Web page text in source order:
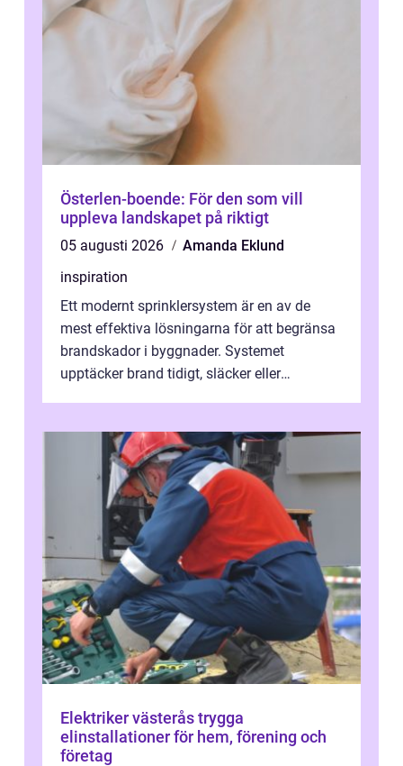
Österlen-boende: För den som vill
uppleva landskapet på riktigt
05 augusti 2026
Amanda Eklund
inspiration
Ett modernt sprinklersystem är en av de
mest effektiva lösningarna för att begränsa
brandskador i byggnader. Systemet
upptäcker brand tidigt, släcker eller
Elektriker västerås trygga
elinstallationer för hem, förening och
företag